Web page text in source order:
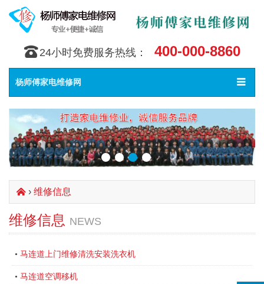
󰇯 24小时免费服务热线： 400-000-8860
Toggle
󰀥
杨师傅家电维修网
󰄫 › 维修信息
维修信息 NEWS
• 马连道上门维修清洗安装洗衣机
• 马连道空调移机